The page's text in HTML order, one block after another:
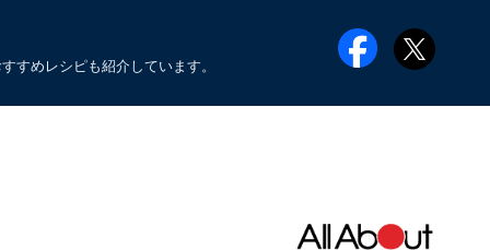
すめレシピも紹介しています。